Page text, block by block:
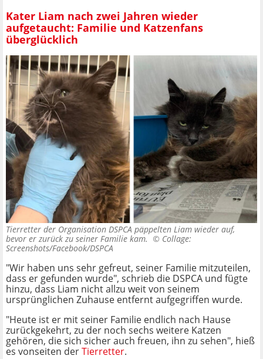
Kater Liam nach zwei Jahren wieder
aufgetaucht: Familie und Katzenfans
überglücklich
Tierretter der Organisation DSPCA päppelten Liam wieder auf,
bevor er zurück zu seiner Familie kam. © Collage:
Screenshots/Facebook/DSPCA
"Wir haben uns sehr gefreut, seiner Familie mitzuteilen,
dass er gefunden wurde", schrieb die DSPCA und fügte
hinzu, dass Liam nicht allzu weit von seinem
ursprünglichen Zuhause entfernt aufgegriffen wurde.
"Heute ist er mit seiner Familie endlich nach Hause
zurückgekehrt, zu der noch sechs weitere Katzen
gehören, die sich sicher auch freuen, ihn zu sehen", hieß
es vonseiten derTierretter.